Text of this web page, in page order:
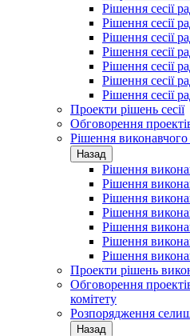
Рішення сесії
Рішення сесії
Рішення сесії
Рішення сесії
Рішення сесії
Рішення сесії
Рішення сесії
Проекти рішень сесії
Обговорення
Рішення виконавчого
Назад
Рішення
Рішення
Рішення
Рішення
Рішення
Рішення
Рішення
Проекти рішень
Обговорення
комітету
Розпорядження
Назад